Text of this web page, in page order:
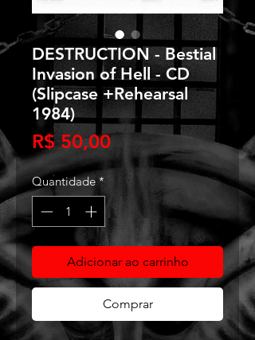
DESTRUCTION - Bestial
Invasion of Hell - CD
(Slipcase +Rehearsal
1984)
R$ 50,00Preço
Quantidade *
Adicionar ao carrinho
Comprar